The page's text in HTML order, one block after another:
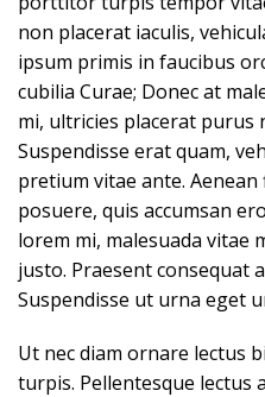
non placerat iaculis,
ipsum primis in faucibus
cubilia Curae; Donec at
mi, ultricies placerat purus
Suspendisse erat quam,
pretium vitae ante.
posuere, quis accumsan
lorem mi, malesuada vitae
justo. Praesent consequat
Suspendisse ut urna eget
Ut nec diam ornare lectus
turpis. Pellentesque lectus